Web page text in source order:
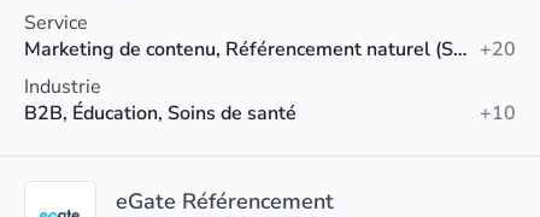
Service
Marketing de contenu, Référencement naturel (SEO), Référencement technique +20
Industrie
B2B, Éducation, Soins de santé
+10
eGate Référencement